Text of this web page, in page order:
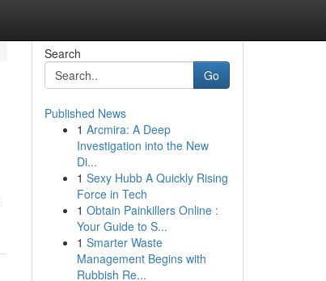
Search
Go
Published News
1 Arcmira: A Deep
Investigation into the New
Di...
1 Sexy Hubb A Quickly Rising
Force in Tech
1 Obtain Painkillers Online :
Your Guide to S...
1 Smarter Waste
Management Begins with
Rubbish Re...